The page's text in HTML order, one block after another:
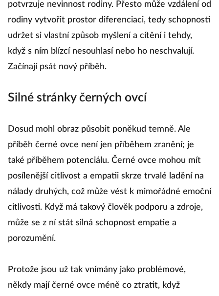
potvrzuje nevinnost rodiny. Přesto může vzdálení od
rodiny vytvořit prostor diferenciaci, tedy schopnosti
udržet si vlastní způsob myšlení a cítění i tehdy,
když s ním blízcí nesouhlasí nebo ho neschvalují.
Začínají psát nový příběh.
Silné stránky černých ovcí
Dosud mohl obraz působit poněkud temně. Ale
příběh černé ovce není jen příběhem zranění; je
také příběhem potenciálu. Černé ovce mohou mít
posílenější citlivost a empatii skrze trvalé ladění na
nálady druhých, což může vést k mimořádné emoční
citlivosti. Když má takový člověk podporu a zdroje,
může se z ní stát silná schopnost empatie a
porozumění.
Protože jsou už tak vnímány jako problémové,
někdy mají černé ovce méně co ztratit, když